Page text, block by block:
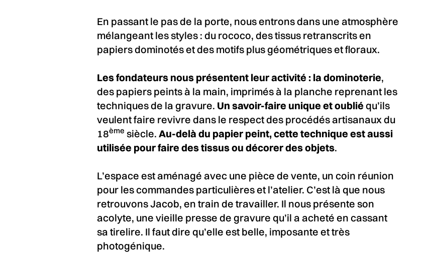
En passant le pas de la porte, nous entrons dans une atmosphère
mélangeant les styles : du rococo, des tissus retranscrits en
papiers dominotés et des motifs plus géométriques et floraux.
Les fondateurs nous présentent leur activité : la dominoterie,
des papiers peints à la main, imprimés à la planche reprenant les
techniques de la gravure. Un savoir-faire unique et oublié qu’ils
veulent faire revivre dans le respect des procédés artisanaux du
18ème siècle. Au-delà du papier peint, cette technique est aussi
utilisée pour faire des tissus ou décorer des objets.
L’espace est aménagé avec une pièce de vente, un coin réunion
pour les commandes particulières et l’atelier. C’est là que nous
retrouvons Jacob, en train de travailler. Il nous présente son
acolyte, une vieille presse de gravure qu’il a acheté en cassant
sa tirelire. Il faut dire qu’elle est belle, imposante et très
photogénique.